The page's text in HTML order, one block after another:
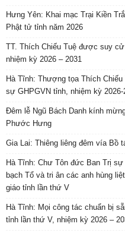
Hưng Yên: Khai mạc Trại Kiền
Phật tử tỉnh năm 2026
TT. Thích Chiếu Tuệ được suy
nhiệm kỳ 2026 – 2031
Hà Tĩnh: Thượng tọa Thích
sự GHPGVN tỉnh, nhiệm kỳ 2026-
Đêm lễ Ngũ Bách Danh kính
Phước Hưng
Gia Lai: Thiêng liêng đêm vía Bồ
Hà Tĩnh: Chư Tôn đức Ban Trị
bạch Tổ và tri ân các anh hùng
giáo tỉnh lần thứ V
Hà Tĩnh: Mọi công tác chuẩn bị
tỉnh lần thứ V, nhiệm kỳ 2026 –